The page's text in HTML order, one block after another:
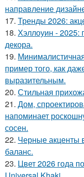
направление
17. Тренды 2026:
18. Хэллоуин - 2025:
декора.
19.
пример того, как
выразительным.
20. Стильная
21. Дом,
напоминает
сосен.
22. Черные акценты
баланс.
23. Цвет 2026 года